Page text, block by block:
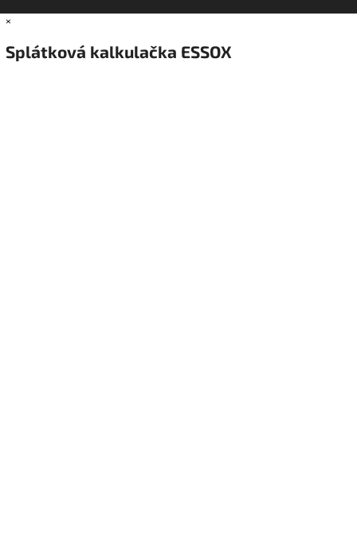
×
Splátková kalkulačka ESSOX